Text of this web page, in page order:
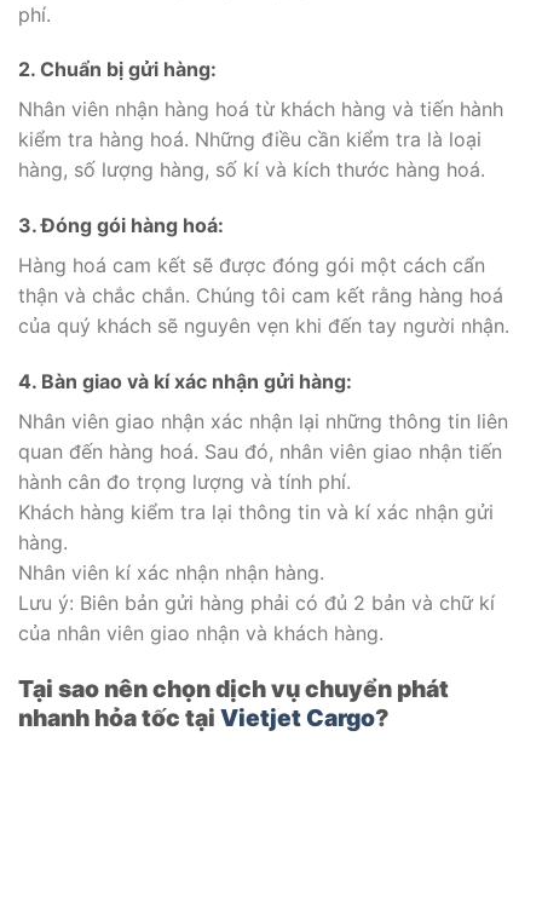
phí.
2. Chuẩn bị gửi hàng:
Nhân viên nhận hàng hoá từ khách hàng và tiến hành
kiểm tra hàng hoá. Những điều cần kiểm tra là loại
hàng, số lượng hàng, số kí và kích thước hàng hoá.
3. Đóng gói hàng hoá:
Hàng hoá cam kết sẽ được đóng gói một cách cẩn
thận và chắc chắn. Chúng tôi cam kết rằng hàng hoá
của quý khách sẽ nguyên vẹn khi đến tay người nhận.
4. Bàn giao và kí xác nhận gửi hàng:
Nhân viên giao nhận xác nhận lại những thông tin liên
quan đến hàng hoá. Sau đó, nhân viên giao nhận tiến
hành cân đo trọng lượng và tính phí.
Khách hàng kiểm tra lại thông tin và kí xác nhận gửi
hàng.
Nhân viên kí xác nhận nhận hàng.
Lưu ý: Biên bản gửi hàng phải có đủ 2 bản và chữ kí
của nhân viên giao nhận và khách hàng.
Tại sao nên chọn dịch vụ chuyển phát
nhanh hỏa tốc tại Vietjet Cargo?